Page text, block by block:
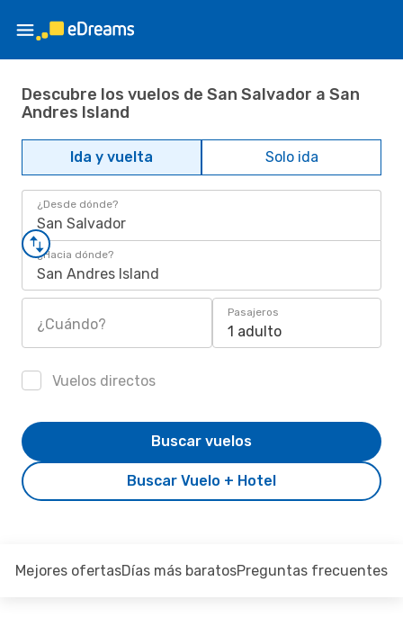
Descubre los vuelos de San Salvador a San
Andres Island
Ida y vuelta Solo ida
¿Desde dónde?
San Salvador
¿Hacia dónde?
San Andres Island
¿Cuándo?
Pasajeros
1 adulto
Vuelos directos
Buscar Vuelo + Hotel
Buscar vuelos
Mejores ofertasDías más baratosPreguntas frecuentes